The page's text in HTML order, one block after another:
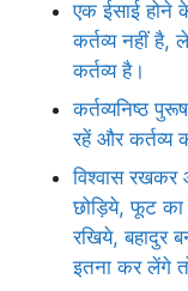
एक ईसाई होने
कर्तव्य नहीं है,
कर्तव्य है।
कर्तव्यनिष्ठ
रहें और कर्तव्य
विश्वास रखकर
छोड़िये, फूट का
रखिये, बहादुर
इतना कर लेंगे